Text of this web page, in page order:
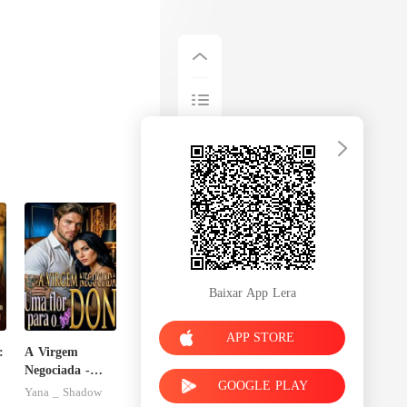
A Virgem
Negociada -
Uma flor para
Yana _ Shadow
Baixar App Lera
APP STORE
GOOGLE PLAY